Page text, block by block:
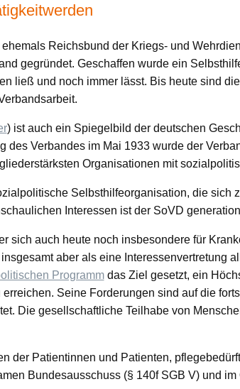
Reichsbund der Kriegs- und
gegründet. Geschaffen wurde ein
ließ und noch immer lässt. Bis heute sind
) ist auch ein Spiegelbild der deutschen
des Verbandes im Mai 1933 wurde der
Organisationen mit
Selbsthilfeorganisation, die sich
Interessen ist der SoVD
sich auch heute noch insbesondere für
aber als eine Interessenvertretung
Programmdas Ziel gesetzt, ein
Seine Forderungen sind auf die
Die gesellschaftliche Teilhabe von
der Patientinnen und Patienten,
Bundesausschuss (§ 140f SGB V) und